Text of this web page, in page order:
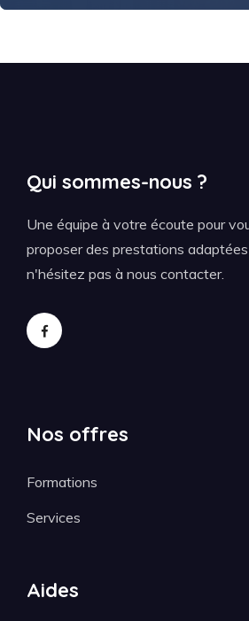
Qui sommes-nous ?
Une équipe à votre écoute pour
proposer des prestations
n'hésitez pas à nous contacter.
Nos offres
Formations
Services
Aides